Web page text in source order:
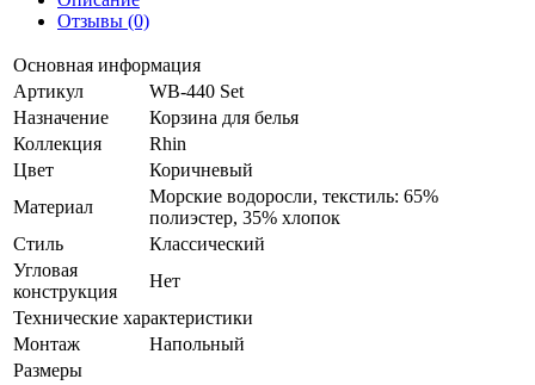
Отзывы (0)
Основная информация
Артикул
WB-440 Set
Назначение
Корзина для белья
Коллекция
Rhin
Цвет
Коричневый
Материал
Морские водоросли, текстиль: 65%
полиэстер, 35% хлопок
Стиль
Классический
Угловая
конструкция
Нет
Технические характеристики
Монтаж
Напольный
Размеры